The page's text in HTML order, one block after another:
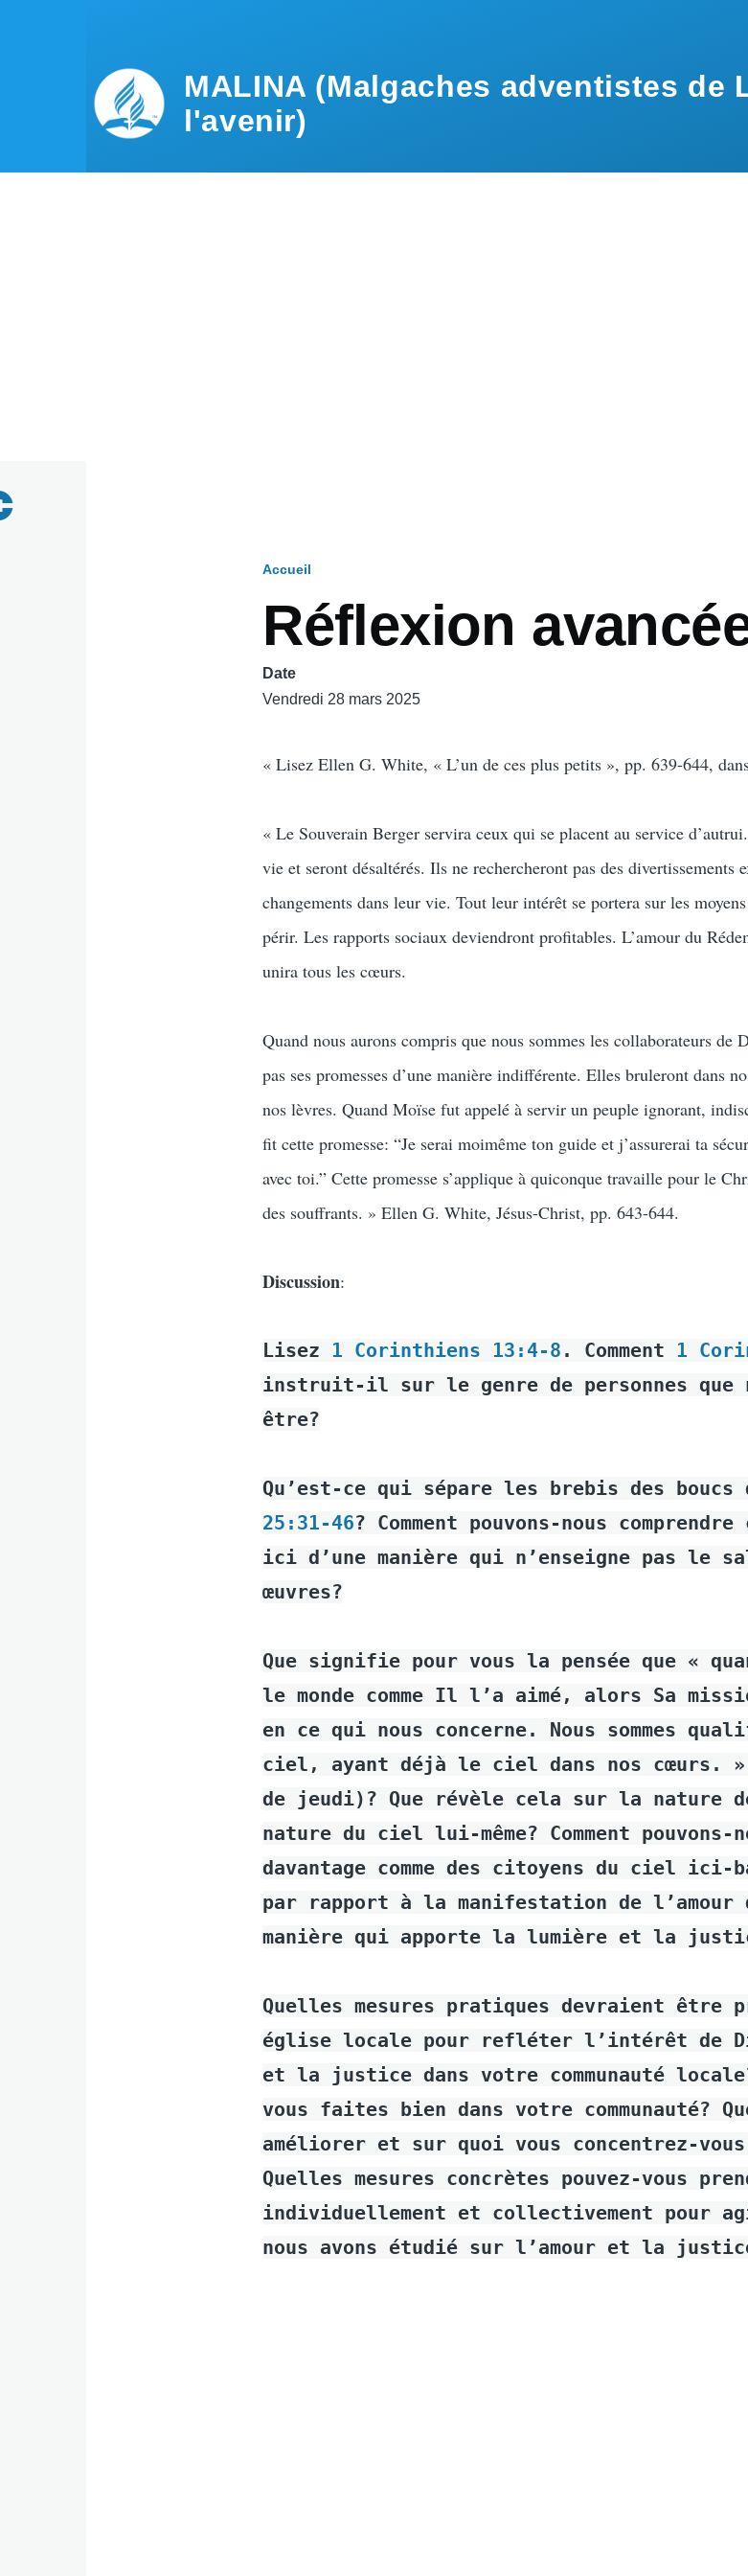
MALINA (Malgaches adventistes de
l'avenir)
d'Ariane
Accueil
Réflexion
Date
Vendredi 28 mars 2025
« Lisez Ellen G. White, « L’un de ces plus petits », pp. 639-644,
« Le Souverain Berger servira ceux qui se placent au service
vie et seront désaltérés. Ils ne rechercheront pas des divertissements
changements dans leur vie. Tout leur intérêt se portera sur les
périr. Les rapports sociaux deviendront profitables. L’amour du
unira tous les cœurs.
Quand nous aurons compris que nous sommes les collaborateurs de
pas ses promesses d’une manière indifférente. Elles bruleront dans
nos lèvres. Quand Moïse fut appelé à servir un peuple ignorant,
fit cette promesse: “Je serai moimême ton guide et j’assurerai ta
avec toi.” Cette promesse s’applique à quiconque travaille pour le
des souffrants. » Ellen G. White, Jésus-Christ, pp. 643-644.
Discussion:
Lisez 1 Corinthiens 13:4-8 . Comment 1
instruit-il sur le genre de personnes que
être?
Qu’est-ce qui sépare les brebis des boucs
25:31-46? Comment pouvons-nous
ici d’une manière qui n’enseigne pas le
œuvres?
Que signifie pour vous la pensée que «
le monde comme Il l’a aimé, alors Sa
en ce qui nous concerne. Nous sommes
ciel, ayant déjà le ciel dans nos cœurs.
de jeudi)? Que révèle cela sur la nature
nature du ciel lui-même? Comment pouvons-
davantage comme des citoyens du ciel ici-
par rapport à la manifestation de l’amour
manière qui apporte la lumière et la
Quelles mesures pratiques devraient être
église locale pour refléter l’intérêt de
et la justice dans votre communauté
vous faites bien dans votre communauté?
améliorer et sur quoi vous concentrez-vous
Quelles mesures concrètes pouvez-vous
individuellement et collectivement pour
nous avons étudié sur l’amour et la